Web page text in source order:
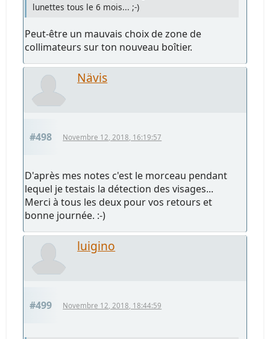
lunettes tous le 6 mois... ;-)
Peut-être un mauvais choix de zone de
collimateurs sur ton nouveau boîtier.
Nävis
#498 Novembre 12, 2018, 16:19:57
D'après mes notes c'est le morceau pendant
lequel je testais la détection des visages...
Merci à tous les deux pour vos retours et
bonne journée. :-)
luigino
#499 Novembre 12, 2018, 18:44:59